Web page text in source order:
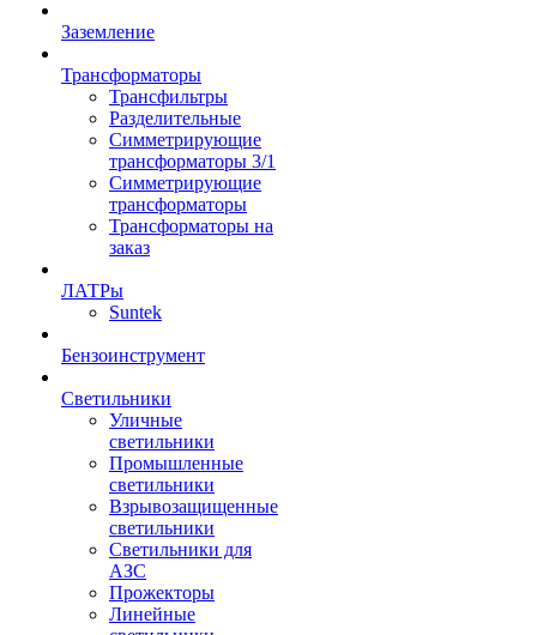
Заземление
Трансформаторы
Трансфильтры
Разделительные
Симметрирующие
трансформаторы 3/1
Симметрирующие
трансформаторы
Трансформаторы на
заказ
ЛАТРы
Suntek
Бензоинструмент
Светильники
Уличные
светильники
Промышленные
светильники
Взрывозащищенные
светильники
Светильники для
АЗС
Прожекторы
Линейные